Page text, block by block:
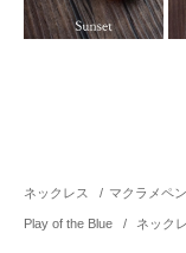
ネックレス / マクラメペ
Play of the Blue / ネック